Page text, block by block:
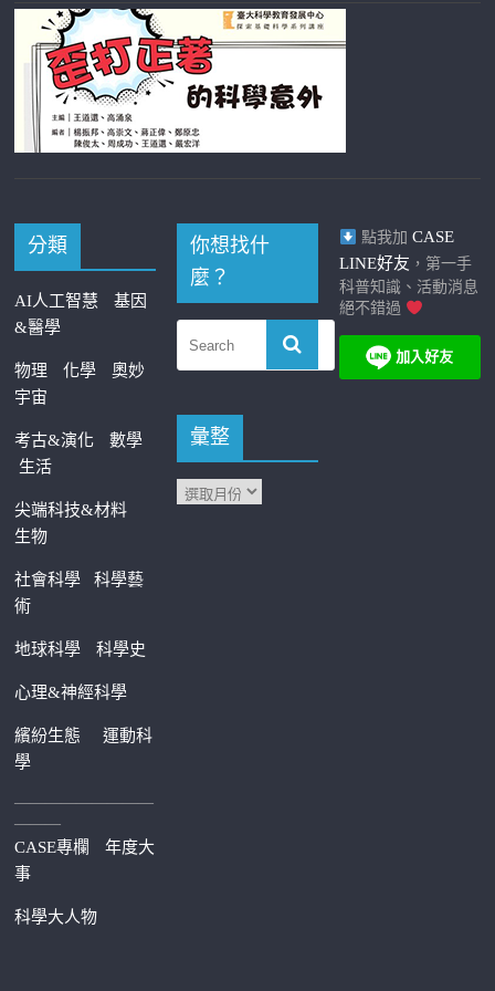
分類
AI人工智慧
基因
&醫學
物理 化學
奧妙
宇宙
考古&演化
數學
生活
尖端科技&材料
生物
社會科學科學藝
術
地球科學 科學史
心理&神經科學
繽紛生態運動科
學
—————————
———
CASE專欄
年度大
事
科學大人物
你想找什
麼？
彙整
點我加 CASE
LINE好友 ，第一手
科普知識、活動消息
絕不錯過